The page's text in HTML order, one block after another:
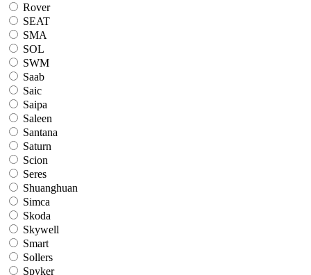
Rover
SEAT
SMA
SOL
SWM
Saab
Saic
Saipa
Saleen
Santana
Saturn
Scion
Seres
Shuanghuan
Simca
Skoda
Skywell
Smart
Sollers
Spyker